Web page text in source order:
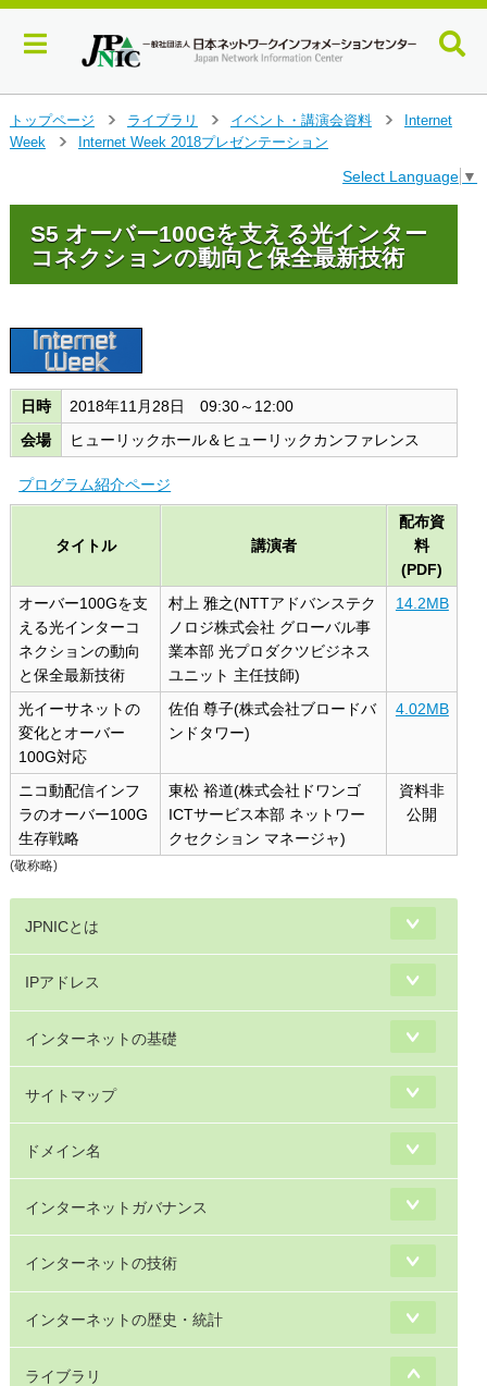
イ
ン
る
トップページ
>
ライブラリ
>
イベント・講演会資料
Internet
Week
Internet Week 2018プレゼンテーション
Select Language ▼
S5 オーバー100Gを支える光インター
コネクションの動向と保全最新技術
日時
2018年11月28日 09:30～12:00
会場
ヒューリックホール＆ヒューリックカンファレンス
プログラム紹介ページ
(敬称略)
タイトル 講演者
配布資
料
(PDF)
オーバー100Gを支
える光インターコ
ネクションの動向
と保全最新技術
村上 雅之(NTTアドバンステク
ノロジ株式会社 グローバル事
業本部 光プロダクツビジネス
ユニット 主任技師)
14.2MB
光イーサネットの
変化とオーバー
100G対応
佐伯 尊子(株式会社ブロードバ
ンドタワー)
4.02MB
ニコ動配信インフ
ラのオーバー100G
生存戦略
東松 裕道(株式会社ドワンゴ
ICTサービス本部 ネットワー
クセクション マネージャ)
資料非
公開
JPNICとは
IPアドレス
インターネットの基礎
サイトマップ
ドメイン名
インターネットガバナンス
インターネットの技術
インターネットの歴史・統計
ライブラリ